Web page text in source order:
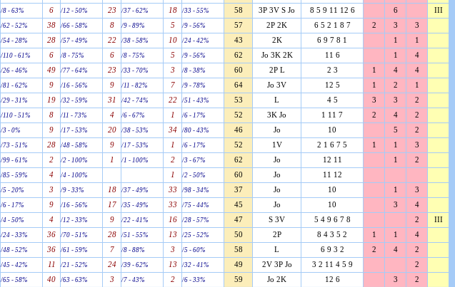
/8 - 63% 6 /12 - 50% 23 /37 - 62% 18 /33 - 55% 58 3P 3V S Jo 8 5 9 11 12 6 6 III
/62 - 52% 38 /66 - 58% 8 /9 - 89% 5 /9 - 56% 57 2P 2K 6 5 2 1 8 7 2 3 3
/54 - 28% 28 /57 - 49% 22 /38 - 58% 10 /24 - 42% 43 2K 6 9 7 8 1 1 1
/110 - 61% 6 /8 - 75% 6 /8 - 75% 5 /9 - 56% 62 Jo 3K 2K 11 6 1 4
/26 - 46% 49 /77 - 64% 23 /33 - 70% 3 /8 - 38% 60 2P L 2 3 1 4 4
/81 - 62% 9 /16 - 56% 9 /11 - 82% 7 /9 - 78% 64 Jo 3V 12 5 1 2 1
/29 - 31% 19 /32 - 59% 31 /42 - 74% 22 /51 - 43% 53 L 4 5 3 3 2
/110 - 51% 8 /11 - 73% 4 /6 - 67% 1 /6 - 17% 52 3K Jo 1 11 7 2 4 2
/3 - 0% 9 /17 - 53% 20 /38 - 53% 34 /80 - 43% 46 Jo 10 5 2
/73 - 51% 28 /48 - 58% 9 /17 - 53% 1 /6 - 17% 52 1V 2 1 6 7 5 1 1 3
/99 - 61% 2 /2 - 100% 1 /1 - 100% 2 /3 - 67% 62 Jo 12 11 1 2
/85 - 59% 4 /4 - 100% 1 /2 - 50% 60 Jo 11 12
/5 - 20% 3 /9 - 33% 18 /37 - 49% 33 /98 - 34% 37 Jo 10 1 3
/6 - 17% 9 /16 - 56% 17 /35 - 49% 33 /75 - 44% 45 Jo 10 3 4
/4 - 50% 4 /12 - 33% 9 /22 - 41% 16 /28 - 57% 47 S 3V 5 4 9 6 7 8 2 III
/24 - 33% 36 /70 - 51% 28 /51 - 55% 13 /25 - 52% 50 2P 8 4 3 5 2 1 1 4
/48 - 52% 36 /61 - 59% 7 /8 - 88% 3 /5 - 60% 58 L 6 9 3 2 2 4 2
/45 - 42% 11 /21 - 52% 24 /39 - 62% 13 /32 - 41% 49 2V 3P Jo 3 2 11 4 5 9 2
/65 - 58% 40 /63 - 63% 3 /7 - 43% 2 /6 - 33% 59 Jo 2K 12 6 3 2